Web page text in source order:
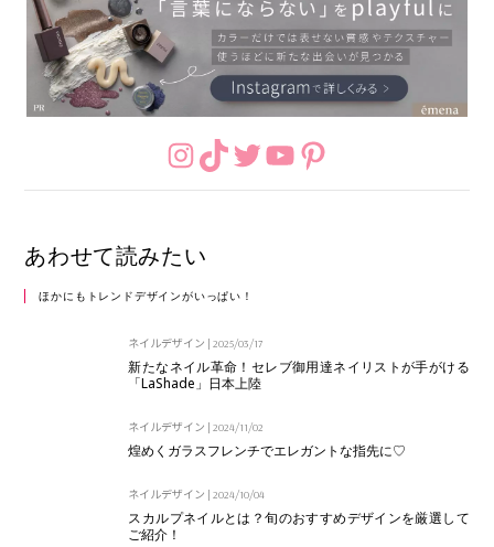
Instagram
TikTokTwitter
YouTube
Pinterest
あわせて読みたい
ほかにもトレンドデザインがいっぱい！
ネイルデザイン |2025/03/17
新たなネイル革命！セレブ御用達ネイリストが手がける
「LaShade」日本上陸
ネイルデザイン |2024/11/02
煌めくガラスフレンチでエレガントな指先に♡
ネイルデザイン |2024/10/04
スカルプネイルとは？旬のおすすめデザインを厳選して
ご紹介！